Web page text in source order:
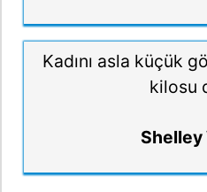
Kadını asla küçük
kilosu